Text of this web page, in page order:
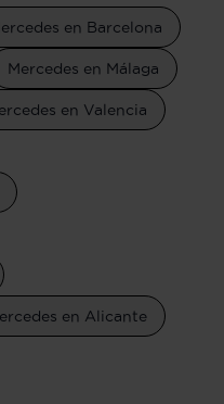
en Barcelona
Mercedes en Málaga
en Valencia
en Alicante